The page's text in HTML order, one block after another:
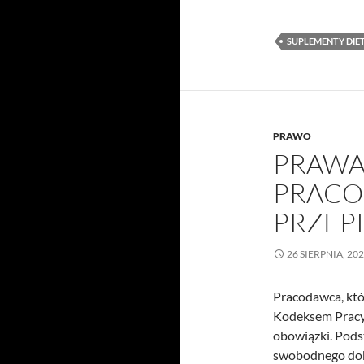
SUPLEMENTY
PRAWO
26 SIERPNIA,
Pracodawca,
Kodeksem
obowiązki.
swobodnego